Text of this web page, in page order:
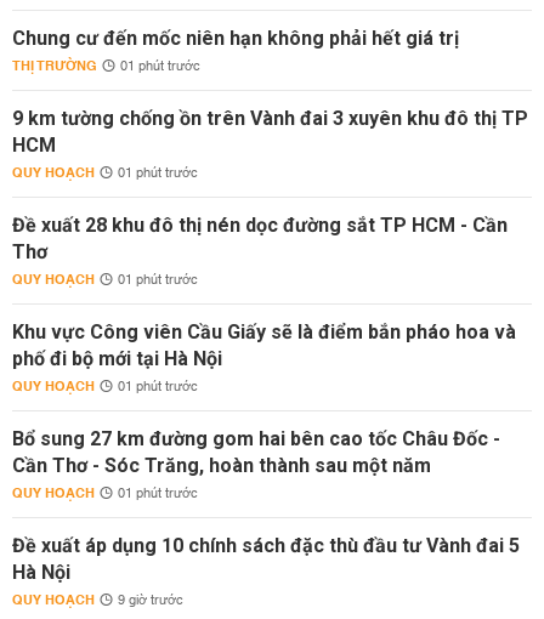
Chung cư đến mốc niên hạn không phải hết giá trị
THỊ TRƯỜNG 01 phút trước
9 km tường chống ồn trên Vành đai 3 xuyên khu đô thị TP
HCM
QUY HOẠCH 01 phút trước
Đề xuất 28 khu đô thị nén dọc đường sắt TP HCM - Cần
Thơ
QUY HOẠCH 01 phút trước
Khu vực Công viên Cầu Giấy sẽ là điểm bắn pháo hoa và
phố đi bộ mới tại Hà Nội
QUY HOẠCH 01 phút trước
Bổ sung 27 km đường gom hai bên cao tốc Châu Đốc -
Cần Thơ - Sóc Trăng, hoàn thành sau một năm
QUY HOẠCH 01 phút trước
Đề xuất áp dụng 10 chính sách đặc thù đầu tư Vành đai 5
Hà Nội
QUY HOẠCH 9 giờ trước